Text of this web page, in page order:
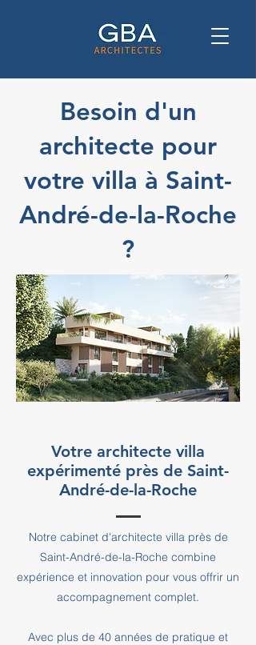
Besoin d'un
architecte pour
votre villa à Saint-
André-de-la-Roche
?
Votre architecte villa
expérimenté près de Saint-
André-de-la-Roche
Notre cabinet d'architecte villa près de
Saint-André-de-la-Roche combine
expérience et innovation pour vous offrir un
accompagnement complet.
Avec plus de 40 années de pratique et